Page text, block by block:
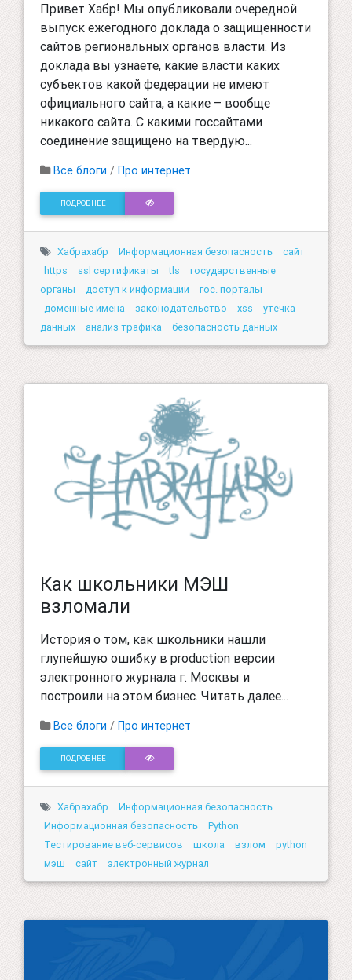
Привет Хабр! Мы опубликовали очередной
выпуск ежегодного доклада о защищенности
сайтов региональных органов власти. Из
доклада вы узнаете, какие власти каких
субъектов какой федерации не имеют
официального сайта, а какие – вообще
никакого сайта. С какими госсайтами
соединение защищено на твердую...
Все блоги / Про интернет
ПОДРОБНЕЕ
Хабрахабр Информационная безопасность
сайт
https
ssl сертификаты tls
государственные
органы
доступ к информации
гос. порталы
доменные имена
законодательство xss
утечка
данных
анализ трафика безопасность данных
Как школьники МЭШ
взломали
История о том, как школьники нашли
глупейшую ошибку в production версии
электронного журнала г. Москвы и
построили на этом бизнес. Читать далее...
Все блоги / Про интернет
ПОДРОБНЕЕ
Хабрахабр
Информационная безопасность
Информационная безопасность
Python
Тестирование веб-сервисов
школа взлом
python
мэш
сайт электронный журнал